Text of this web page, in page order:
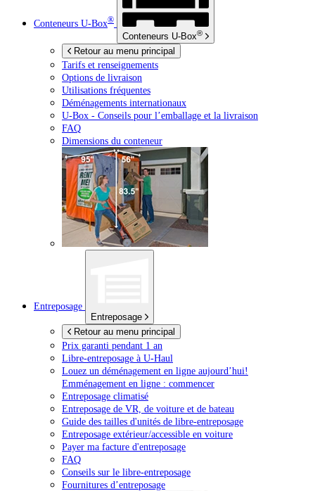
Conteneurs U-Box®
Conteneurs U-Box®
Retour au menu principal
Tarifs et renseignements
Options de livraison
Utilisations fréquentes
Déménagements internationaux
U-Box - Conseils pour l’emballage et la livraison
FAQ
Dimensions du conteneur
Entreposage
Entreposage
Retour au menu principal
Prix garanti pendant 1 an
Libre-entreposage à U-Haul
Louez un déménagement en ligne aujourd’hui!
Emménagement en ligne : commencer
Entreposage climatisé
Entreposage de VR, de voiture et de bateau
Guide des tailles d'unités de libre-entreposage
Entreposage extérieur/accessible en voiture
Payer ma facture d'entreposage
FAQ
Conseils sur le libre-entreposage
Fournitures d’entreposage